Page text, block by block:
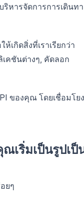
หารจัดการการเดินท
กิดสิ่งที่เราเรียกว่า
คชันต่างๆ, คัดลอก
ของคุณ โดยเชื่อมโยง
เริ่มเป็นรูปเป็
ยๆ